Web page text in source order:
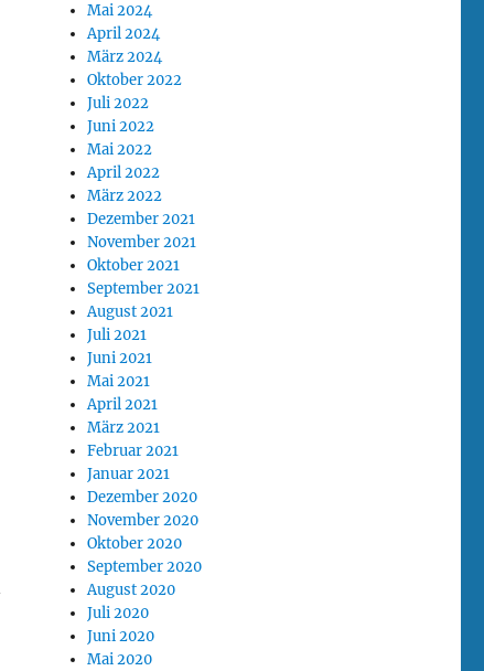
Mai 2024
April 2024
März 2024
Oktober 2022
Juli 2022
Juni 2022
Mai 2022
April 2022
März 2022
Dezember 2021
November 2021
Oktober 2021
September 2021
August 2021
Juli 2021
Juni 2021
Mai 2021
April 2021
März 2021
Februar 2021
Januar 2021
Dezember 2020
November 2020
Oktober 2020
September 2020
August 2020
Juli 2020
Juni 2020
Mai 2020